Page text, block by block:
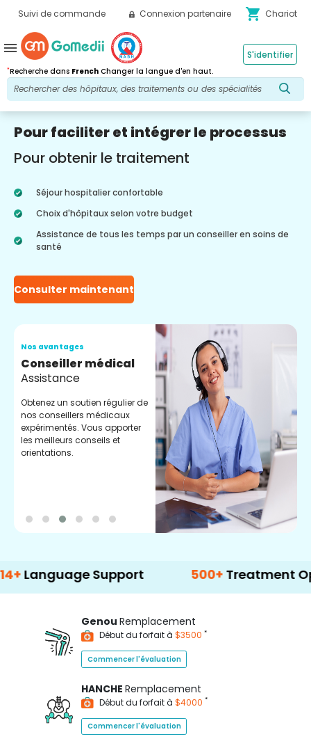
Suivi de commande Connexion partenaire shopping_cart Chariot
*Recherche dans French Changer la langue d'en haut.
S'identifier
menu
Pour faciliter et intégrer le processus
Pour obtenir le traitement
Séjour hospitalier confortable
Choix d'hôpitaux selon votre budget
Assistance de tous les temps par un conseiller en soins de
santé
Consulter maintenant
Nos avantages
Conseiller médical
Assistance
Obtenez un soutien régulier de
nos conseillers médicaux
expérimentés. Vous apporter
les meilleurs conseils et
orientations.
Support 500+ Treatment Options
Genou Remplacement
Début du forfait à $3500 *
Commencer l'évaluation
HANCHE Remplacement
Début du forfait à $4000 *
Commencer l'évaluation